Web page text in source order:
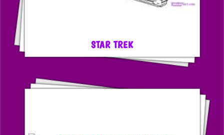
STAR TREK